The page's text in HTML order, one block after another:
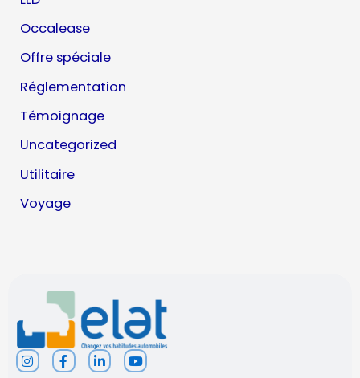
Occalease
Offre spéciale
Réglementation
Témoignage
Uncategorized
Utilitaire
Voyage
I
n
F
a
L
i
Y
o